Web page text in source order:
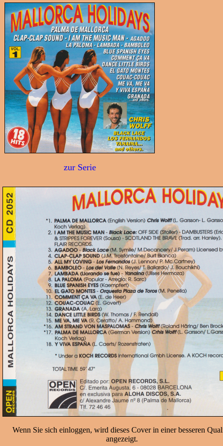
zur Serie
Wenn Sie sich einloggen, wird dieses Cover in einer besseren
angezeigt.